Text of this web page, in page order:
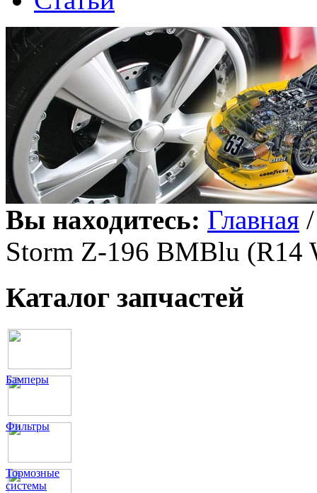
Вы находитесь: Главная
Storm Z-196 BMBlu (R14
Каталог запчастей
Бамперы
Фильтры
Тормозные
системы